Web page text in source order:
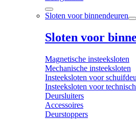
Sloten voor binnendeuren
Sloten voor
Magnetische insteeksloten
Mechanische insteeksloten
Insteeksloten voor
Insteeksloten voor
Deursluiters
Accessoires
Deurstoppers